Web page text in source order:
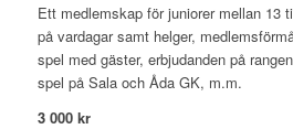
Ett medlemskap för juniorer mellan 13
på vardagar samt helger,
spel med gäster, erbjudanden på
spel på Sala och Åda GK, m.m.
3 000 kr